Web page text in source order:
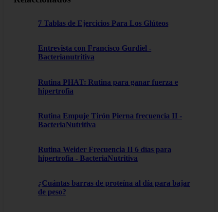
7 Tablas de Ejercicios Para Los Glúteos
Entrevista con Francisco Gurdiel -
Bacterianutritiva
Rutina PHAT: Rutina para ganar fuerza e
hipertrofia
Rutina Empuje Tirón Pierna frecuencia II -
BacteriaNutritiva
Rutina Weider Frecuencia II 6 días para
hipertrofia - BacteriaNutritiva
¿Cuántas barras de proteína al día para bajar
de peso?